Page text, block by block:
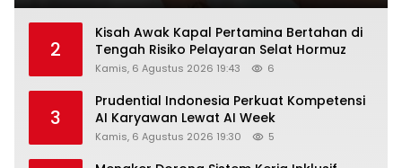
2
Kisah Awak Kapal Pertamina Bertahan di
Tengah Risiko Pelayaran Selat Hormuz
Kamis, 6 Agustus 2026 19:43 6
3
Prudential Indonesia Perkuat Kompetensi
AI Karyawan Lewat AI Week
Kamis, 6 Agustus 2026 19:30 5